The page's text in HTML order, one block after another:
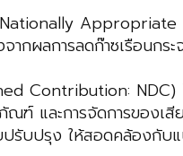
(Nationally
กผลการลดก๊าซเรือนกร
Contribution: NDC)
และการจัดการของเสี
รับปรุง ให้สอดคล้องกั